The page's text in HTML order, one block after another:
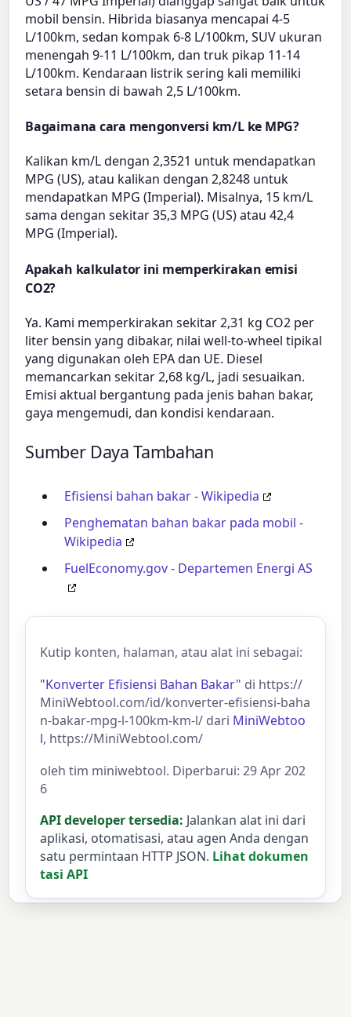
mobil bensin. Hibrida biasanya mencapai 4-5
L/100km, sedan kompak 6-8 L/100km, SUV ukuran
menengah 9-11 L/100km, dan truk pikap 11-14
L/100km. Kendaraan listrik sering kali memiliki
setara bensin di bawah 2,5 L/100km.
Bagaimana cara mengonversi km/L ke MPG?
Kalikan km/L dengan 2,3521 untuk mendapatkan
MPG (US), atau kalikan dengan 2,8248 untuk
mendapatkan MPG (Imperial). Misalnya, 15 km/L
sama dengan sekitar 35,3 MPG (US) atau 42,4
MPG (Imperial).
Apakah kalkulator ini memperkirakan emisi
CO2?
Ya. Kami memperkirakan sekitar 2,31 kg CO2 per
liter bensin yang dibakar, nilai well-to-wheel tipikal
yang digunakan oleh EPA dan UE. Diesel
memancarkan sekitar 2,68 kg/L, jadi sesuaikan.
Emisi aktual bergantung pada jenis bahan bakar,
gaya mengemudi, dan kondisi kendaraan.
Sumber Daya Tambahan
Efisiensi bahan bakar - Wikipedia
Penghematan bahan bakar pada mobil -
Wikipedia
FuelEconomy.gov - Departemen Energi AS
Kutip konten, halaman, atau alat ini sebagai:
"Konverter Efisiensi Bahan Bakar" di https://
MiniWebtool.com/id/konverter-efisiensi-baha
n-bakar-mpg-l-100km-km-l/ dari MiniWebtoo
l, https://MiniWebtool.com/
oleh tim miniwebtool. Diperbarui: 29 Apr 202
6
API developer tersedia: Jalankan alat ini dari
aplikasi, otomatisasi, atau agen Anda dengan
satu permintaan HTTP JSON. Lihat dokumen
tasi API